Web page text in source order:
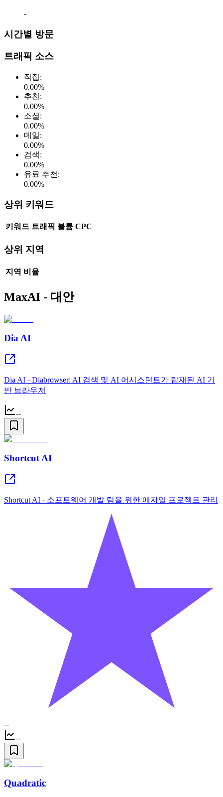
-
시간별 방문
트래픽 소스
직접:
0.00%
추천 :
0.00%
소셜:
0.00%
메일:
0.00%
검색:
0.00%
유료 추천 :
0.00%
상위 키워드
키워드 트래픽 볼륨 CPC
상위 지역
지역 비율
MaxAI - 대안
Dia AI
Dia AI - Diabrowser: AI 검색 및 AI 어시스턴트가 탑재된 AI 기
반 브라우저
--
Shortcut AI
Shortcut AI - 소프트웨어 개발 팀을 위한 애자일 프로젝트 관리
--
--
Quadratic